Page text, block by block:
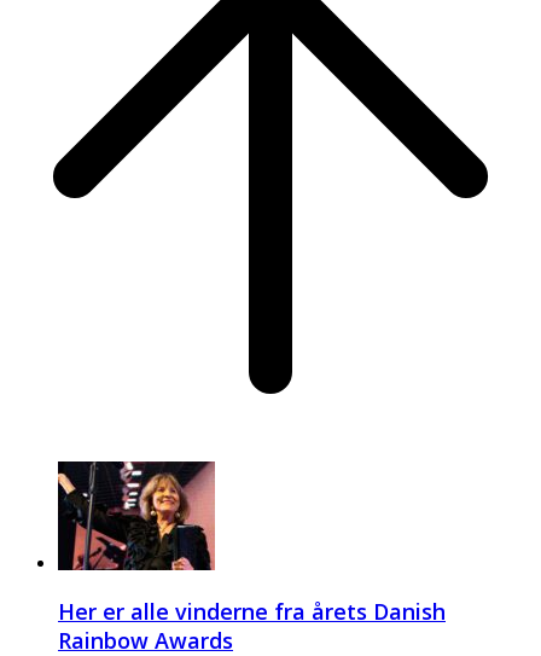
Her er alle vinderne fra årets Danish
Rainbow Awards